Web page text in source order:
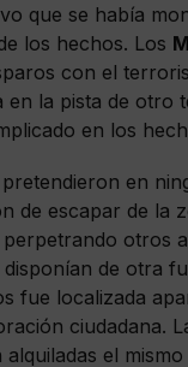
que se había
los hechos. Los
con el
en la pista de otro
en los
en
de escapar de la
otros
de otra
fue localizada
ciudadana.
el mismo